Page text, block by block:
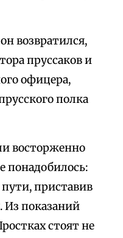
возвратился,
пруссаков и
офицера,
полка
восторженно
понадобилось:
приставив
Из показаний
стоят не